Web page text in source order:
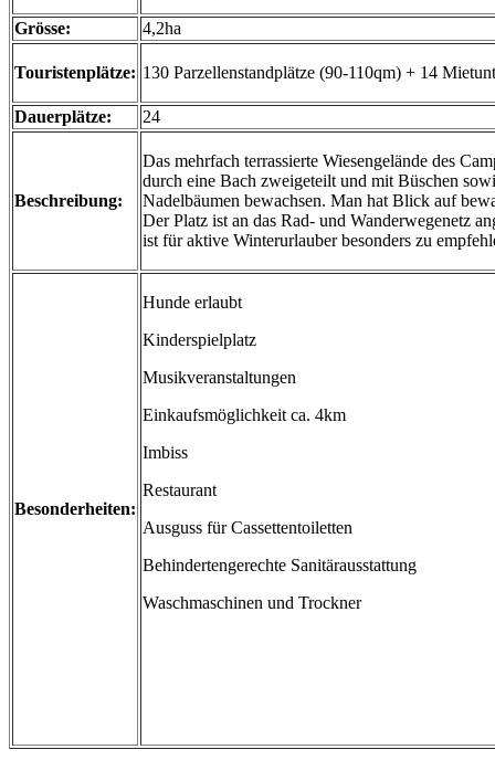
Grösse: 4,2ha
Touristenplätze: 130 Parzellenstandplätze (90-110qm) + 14
Dauerplätze: 24
Beschreibung:
Das mehrfach terrassierte Wiesengelände des
durch eine Bach zweigeteilt und mit Büschen
Nadelbäumen bewachsen. Man hat Blick auf
Der Platz ist an das Rad- und Wanderwegenetz
ist für aktive Winterurlauber besonders zu
Besonderheiten:
Hunde erlaubt
Kinderspielplatz
Musikveranstaltungen
Einkaufsmöglichkeit ca. 4km
Imbiss
Restaurant
Ausguss für Cassettentoiletten
Behindertengerechte Sanitärausstattung
Waschmaschinen und Trockner